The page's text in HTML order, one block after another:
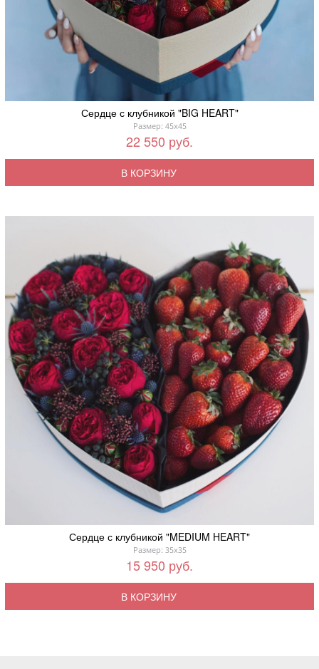
Сердце с клубникой "BIG HEART"
Размер: 45x45
22 550 руб.
В КОРЗИНУ
Сердце с клубникой "MEDIUM HEART"
Размер: 35x35
15 950 руб.
В КОРЗИНУ